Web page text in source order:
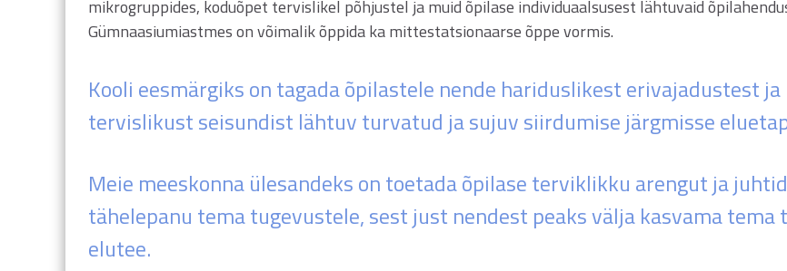
mikrogruppides, koduõpet tervislikel põhjustel ja muid õpilase individuaalsusest lähtuvaid
Gümnaasiumiastmes on võimalik õppida ka mittestatsionaarse õppe vormis.
Kooli eesmärgiks on tagada õpilastele nende hariduslikest erivajadustest ja
tervislikust seisundist lähtuv turvatud ja sujuv siirdumise järgmisse
Meie meeskonna ülesandeks on toetada õpilase terviklikku arengut ja
tähelepanu tema tugevustele, sest just nendest peaks välja kasvama tema
elutee.